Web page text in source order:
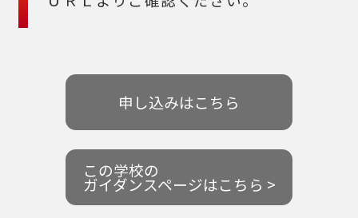
申し込みはこちら
この学校の
ガイダンスページはこちら >